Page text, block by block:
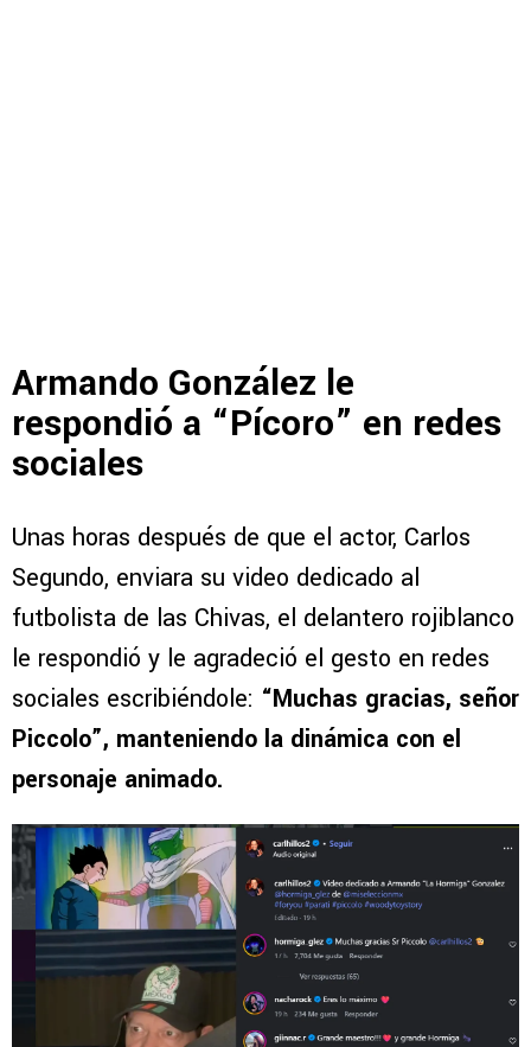
Armando González le
respondió a “Pícoro” en redes
sociales
Unas horas después de que el actor, Carlos
Segundo, enviara su video dedicado al
futbolista de las Chivas, el delantero rojiblanco
le respondió y le agradeció el gesto en redes
sociales escribiéndole: “Muchas gracias, señor
Piccolo”, manteniendo la dinámica con el
personaje animado.